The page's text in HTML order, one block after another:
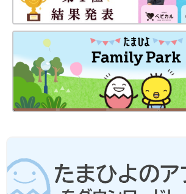
――日々の生活についても教えてください。
は欠かせないものですが、日本の軟水から
変ではありませんでしたか？
杏 たしかに日本よりは水の性質が硬いので
今も飲み水はフィルターを通していますが
慣れたと思います。わが家はこれまでスペイ
ド、ベトナム、フィンランドなどで家族旅
たなと感じました。
逆に昨年、2025年にフィンランドで仕事があ
たちも連れていき3カ月ほど滞在したのです